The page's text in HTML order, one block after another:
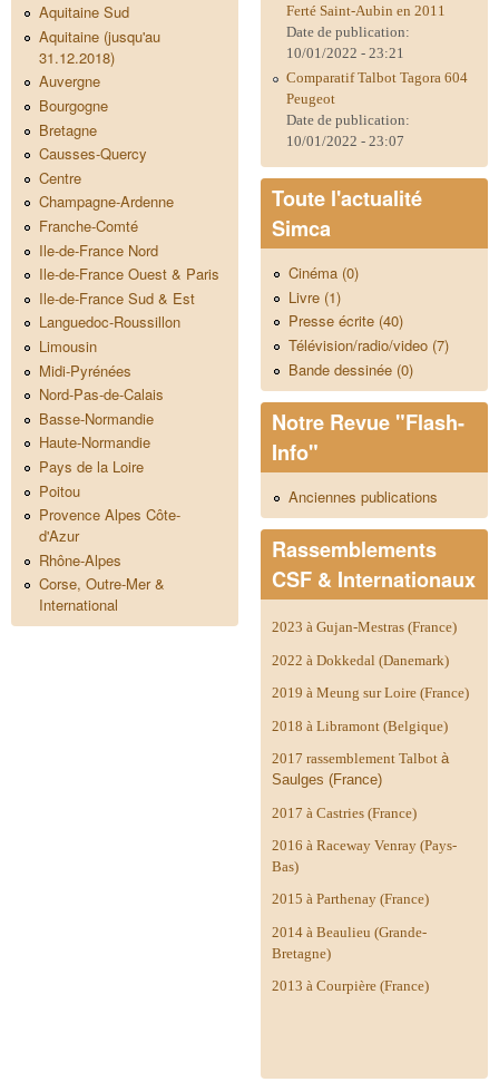
Aquitaine Sud
Aquitaine (jusqu'au
31.12.2018)
Auvergne
Bourgogne
Bretagne
Causses-Quercy
Centre
Champagne-Ardenne
Franche-Comté
Ile-de-France Nord
Ile-de-France Ouest & Paris
Ile-de-France Sud & Est
Languedoc-Roussillon
Limousin
Midi-Pyrénées
Nord-Pas-de-Calais
Basse-Normandie
Haute-Normandie
Pays de la Loire
Poitou
Provence Alpes Côte-
d'Azur
Rhône-Alpes
Corse, Outre-Mer &
International
Ferté Saint-Aubin en 2011
Date de publication:
10/01/2022 - 23:21
Comparatif Talbot Tagora 604
Peugeot
Date de publication:
10/01/2022 - 23:07
Toute l'actualité
Simca
Cinéma (0)
Livre (1)
Presse écrite (40)
Télévision/radio/video (7)
Bande dessinée (0)
Notre Revue "Flash-
Info"
Anciennes publications
Rassemblements
CSF & Internationaux
2023 à Gujan-Mestras (France)
2022 à Dokkedal (Danemark)
2019 à Meung sur Loire (France)
2018 à Libramont (Belgique)
2017 rassemblement Talbot à
Saulges (France)
2017 à Castries (France)
2016 à Raceway Venray (Pays-
Bas)
2015 à Parthenay (France)
2014 à Beaulieu (Grande-
Bretagne)
2013 à Courpière (France)